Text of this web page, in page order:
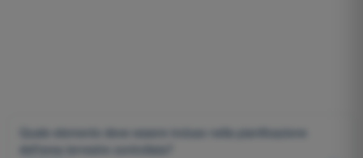
Quale elemento deve essere incluso nella pianificazione
dell'area terrestre controllata?